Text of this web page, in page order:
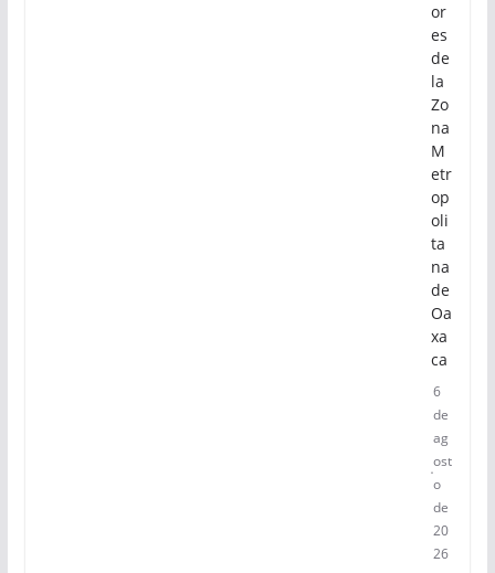
or
es
de
la
Zo
na
M
etr
op
oli
ta
na
de
Oa
xa
ca
6
de
ag
ost
o
de
20
26